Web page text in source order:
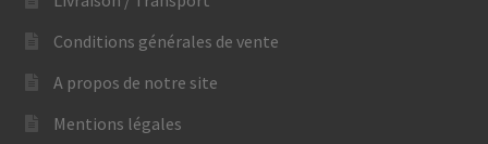
Conditions générales de vente
A propos de notre site
Mentions légales